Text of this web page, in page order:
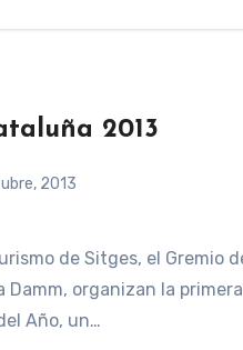
2013
2013
Damm, organizan la primera
Año, un…